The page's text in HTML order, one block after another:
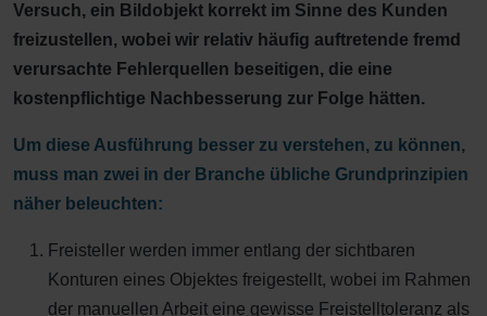
Versuch, ein Bildobjekt korrekt im Sinne des Kunden
freizustellen, wobei wir relativ häufig auftretende fremd
verursachte Fehlerquellen beseitigen, die eine
kostenpflichtige Nachbesserung zur Folge hätten.
Um diese Ausführung besser zu verstehen, zu können,
muss man zwei in der Branche übliche Grundprinzipien
näher beleuchten:
Freisteller werden immer entlang der sichtbaren
Konturen eines Objektes freigestellt, wobei im Rahmen
der manuellen Arbeit eine gewisse Freistelltoleranz als